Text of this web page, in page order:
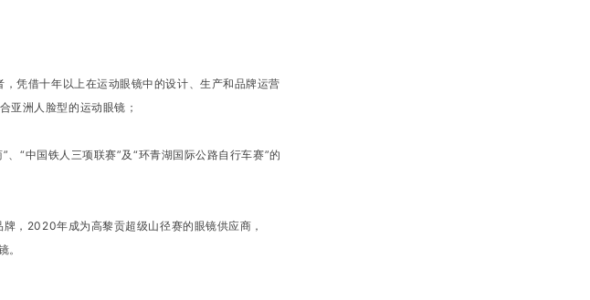
凭借十年以上在运动眼镜中的设计、生产和品牌运营
亚洲人脸型的运动眼镜；
“中国铁人三项联赛”及“环青湖国际公路自行车赛”的
，2020年成为高黎贡超级山径赛的眼镜供应商，
。